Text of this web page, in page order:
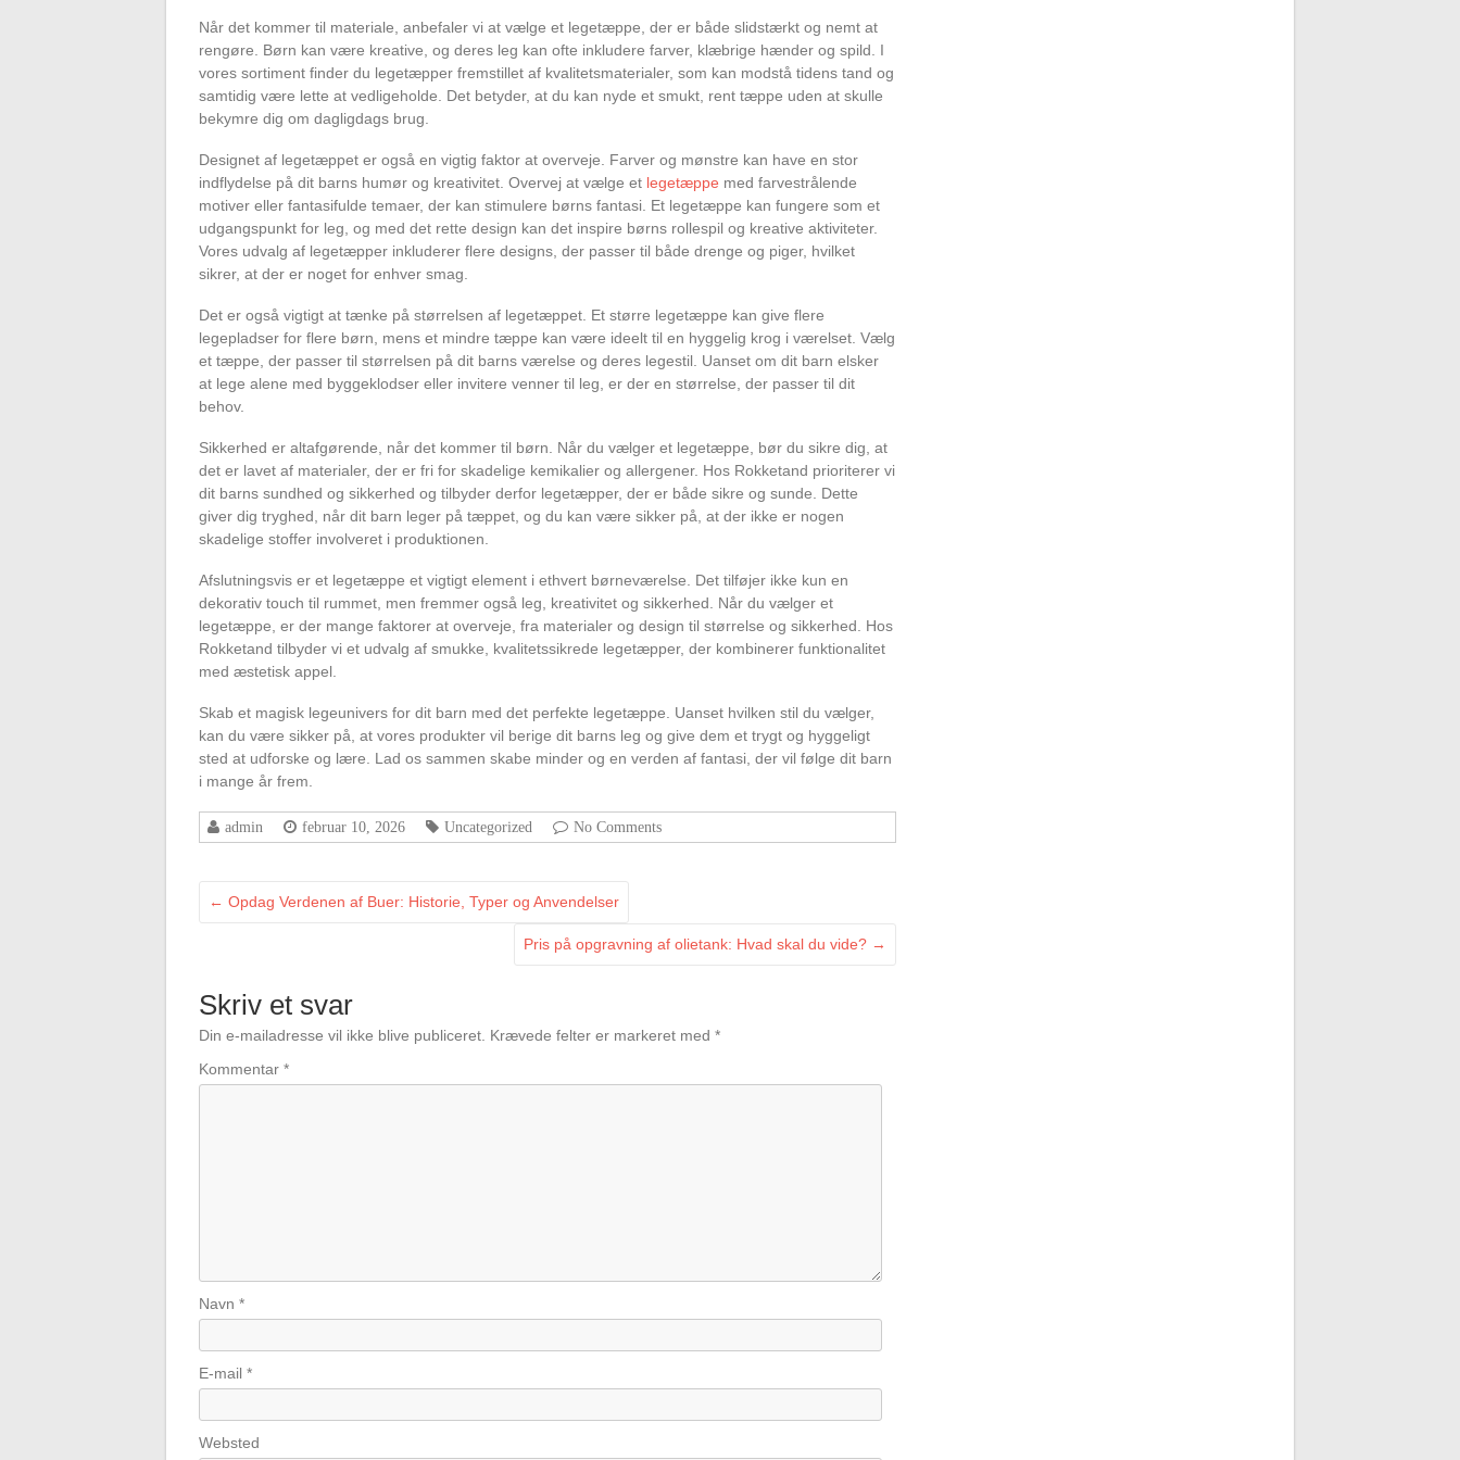
Når det kommer til materiale, anbefaler vi at vælge et legetæppe, der er både slidstærkt og nemt at
rengøre. Børn kan være kreative, og deres leg kan ofte inkludere farver, klæbrige hænder og spild. I
vores sortiment finder du legetæpper fremstillet af kvalitetsmaterialer, som kan modstå tidens tand og
samtidig være lette at vedligeholde. Det betyder, at du kan nyde et smukt, rent tæppe uden at skulle
bekymre dig om dagligdags brug.
Designet af legetæppet er også en vigtig faktor at overveje. Farver og mønstre kan have en stor
indflydelse på dit barns humør og kreativitet. Overvej at vælge et legetæppe med farvestrålende
motiver eller fantasifulde temaer, der kan stimulere børns fantasi. Et legetæppe kan fungere som et
udgangspunkt for leg, og med det rette design kan det inspire børns rollespil og kreative aktiviteter.
Vores udvalg af legetæpper inkluderer flere designs, der passer til både drenge og piger, hvilket
sikrer, at der er noget for enhver smag.
Det er også vigtigt at tænke på størrelsen af legetæppet. Et større legetæppe kan give flere
legepladser for flere børn, mens et mindre tæppe kan være ideelt til en hyggelig krog i værelset. Vælg
et tæppe, der passer til størrelsen på dit barns værelse og deres legestil. Uanset om dit barn elsker
at lege alene med byggeklodser eller invitere venner til leg, er der en størrelse, der passer til dit
behov.
Sikkerhed er altafgørende, når det kommer til børn. Når du vælger et legetæppe, bør du sikre dig, at
det er lavet af materialer, der er fri for skadelige kemikalier og allergener. Hos Rokketand prioriterer vi
dit barns sundhed og sikkerhed og tilbyder derfor legetæpper, der er både sikre og sunde. Dette
giver dig tryghed, når dit barn leger på tæppet, og du kan være sikker på, at der ikke er nogen
skadelige stoffer involveret i produktionen.
Afslutningsvis er et legetæppe et vigtigt element i ethvert børneværelse. Det tilføjer ikke kun en
dekorativ touch til rummet, men fremmer også leg, kreativitet og sikkerhed. Når du vælger et
legetæppe, er der mange faktorer at overveje, fra materialer og design til størrelse og sikkerhed. Hos
Rokketand tilbyder vi et udvalg af smukke, kvalitetssikrede legetæpper, der kombinerer funktionalitet
med æstetisk appel.
Skab et magisk legeunivers for dit barn med det perfekte legetæppe. Uanset hvilken stil du vælger,
kan du være sikker på, at vores produkter vil berige dit barns leg og give dem et trygt og hyggeligt
sted at udforske og lære. Lad os sammen skabe minder og en verden af fantasi, der vil følge dit barn
i mange år frem.
admin februar 10, 2026 Uncategorized No Comments
← Opdag Verdenen af Buer: Historie, Typer og Anvendelser
Pris på opgravning af olietank: Hvad skal du vide? →
Skriv et svar
Din e-mailadresse vil ikke blive publiceret. Krævede felter er markeret med *
Kommentar *
Navn *
E-mail *
Websted